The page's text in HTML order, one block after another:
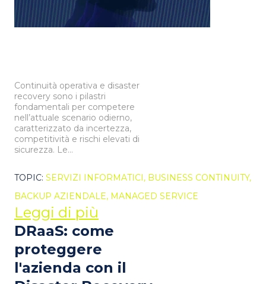
Continuità operativa e disaster
recovery sono i pilastri
fondamentali per competere
nell’attuale scenario odierno,
caratterizzato da incertezza,
competitività e rischi elevati di
sicurezza. Le...
TOPIC: SERVIZI INFORMATICI, BUSINESS CONTINUITY,
BACKUP AZIENDALE, MANAGED SERVICE
Leggi di più
DRaaS: come
proteggere
l'azienda con il